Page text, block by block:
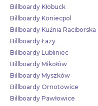
Billboardy Kłobuck
Billboardy Koniecpol
Billboardy Kuźnia Raciborska
Billboardy Łazy
Billboardy Lubliniec
Billboardy Mikołów
Billboardy Myszków
Billboardy Ornotowice
Billboardy Pawłowice